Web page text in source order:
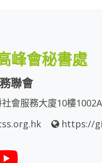
峰會秘書處
聯會
會服務大廈10樓
https://